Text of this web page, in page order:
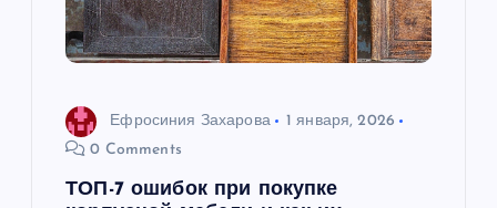
Ефросиния Захарова
1 января, 2026
0 Comments
ТОП-7 ошибок при покупке